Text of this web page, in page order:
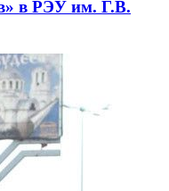
в РЭУ им. Г.В.